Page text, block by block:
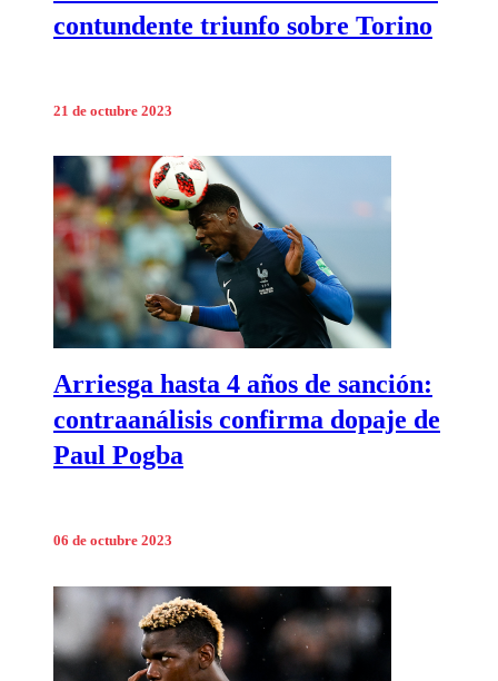
contundente triunfo sobre Torino
21 de octubre 2023
Arriesga hasta 4 años de sanción:
contraanálisis confirma dopaje de
Paul Pogba
06 de octubre 2023